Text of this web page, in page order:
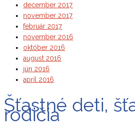
december 2017
november 2017
február 2017
november 2016
október 2016
august 2016
jún 2016
apríl 2016
Šťastné deti,
rodičia